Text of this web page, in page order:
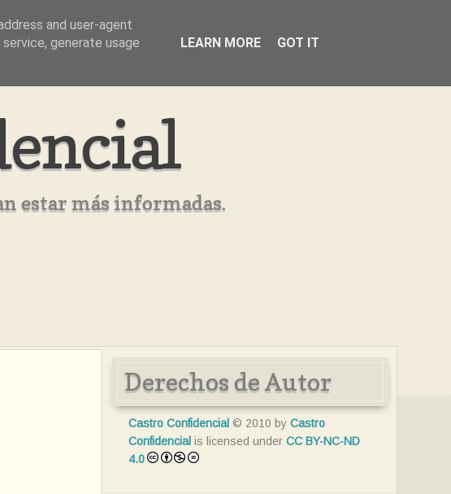
estar más informadas.
Derechos de Autor
Castro Confidencial © 2010 by Castro
Confidencial is licensed under CC BY-NC-ND
4.0
and user-agent
generate usage
LEARN MORE GOT IT